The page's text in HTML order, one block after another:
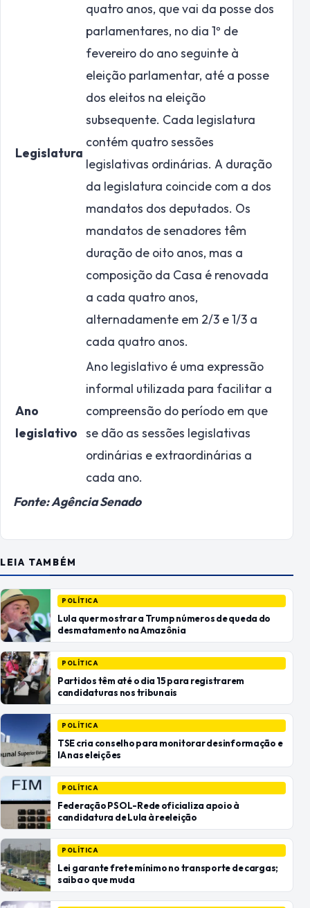
Legislatura
quatro anos, que vai da posse dos
parlamentares, no dia 1º de
fevereiro do ano seguinte à
eleição parlamentar, até a posse
dos eleitos na eleição
subsequente. Cada legislatura
contém quatro sessões
legislativas ordinárias. A duração
da legislatura coincide com a dos
mandatos dos deputados. Os
mandatos de senadores têm
duração de oito anos, mas a
composição da Casa é renovada
a cada quatro anos,
alternadamente em 2/3 e 1/3 a
cada quatro anos.
Ano
legislativo
Ano legislativo é uma expressão
informal utilizada para facilitar a
compreensão do período em que
se dão as sessões legislativas
ordinárias e extraordinárias a
cada ano.
Fonte: Agência Senado
LEIA TAMBÉM
POLÍTICA
Lula quer mostrar a Trump números de queda do
desmatamento na Amazônia
POLÍTICA
Partidos têm até o dia 15 para registrarem
candidaturas nos tribunais
POLÍTICA
TSE cria conselho para monitorar desinformação e
IA nas eleições
POLÍTICA
Federação PSOL-Rede oficializa apoio à
candidatura de Lula à reeleição
POLÍTICA
Lei garante frete mínimo no transporte de cargas;
saiba o que muda